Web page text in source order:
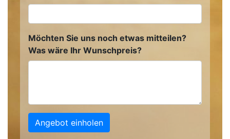
Möchten Sie uns noch etwas mitteilen?
Was wäre Ihr Wunschpreis?
Angebot einholen